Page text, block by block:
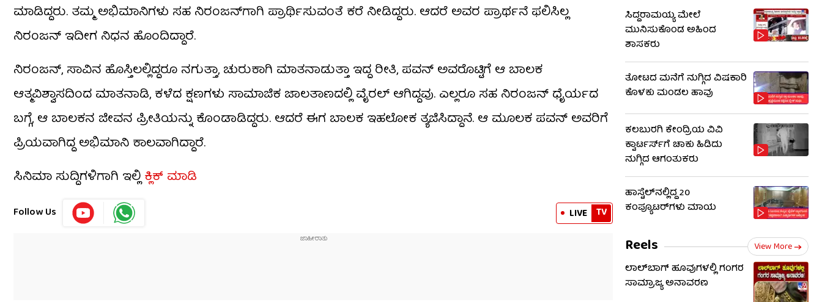
ಮಾಡಿದ್ದರು. ತಮ್ಮ ಅಭಿಮಾನಿಗಳು ಸಹ ನಿರಂಜನ್​​ಗಾಗಿ ಪ್ರಾರ್ಥಿಸುವಂತೆ ಕರೆ ನೀಡಿದ್ದರು. ಆದರೆ ಅವರ ಪ್ರಾರ್ಥನೆ ಫಲಿಸಿಲ್ಲ
ನಿರಂಜನ್ ಇದೀಗ ನಿಧನ ಹೊಂದಿದ್ದಾರೆ.
ನಿರಂಜನ್, ಸಾವಿನ ಹೊಸ್ತಿಲಲ್ಲಿದ್ದರೂ ನಗುತ್ತಾ, ಚುರುಕಾಗಿ ಮಾತನಾಡುತ್ತಾ ಇದ್ದ ರೀತಿ, ಪವನ್ ಅವರೊಟ್ಟಿಗೆ ಆ ಬಾಲಕ
ಆತ್ಮವಿಶ್ವಾಸದಿಂದ ಮಾತನಾಡಿ, ಕಳೆದ ಕ್ಷಣಗಳು ಸಾಮಾಜಿಕ ಜಾಲತಾಣದಲ್ಲಿ ವೈರಲ್ ಆಗಿದ್ದವು. ಎಲ್ಲರೂ ಸಹ ನಿರಂಜನ್ ಧೈರ್ಯದ
ಬಗ್ಗೆ, ಆ ಬಾಲಕನ ಜೀವನ ಪ್ರೀತಿಯನ್ನು ಕೊಂಡಾಡಿದ್ದರು. ಆದರೆ ಈಗ ಬಾಲಕ ಇಹಲೋಕ ತ್ಯಜಿಸಿದ್ದಾನೆ. ಆ ಮೂಲಕ ಪವನ್ ಅವರಿಗೆ
ಪ್ರಿಯವಾಗಿದ್ದ ಅಭಿಮಾನಿ ಕಾಲವಾಗಿದ್ದಾರೆ.
ಸಿನಿಮಾ ಸುದ್ದಿಗಳಿಗಾಗಿ ಇಲ್ಲಿಕ್ಲಿಕ್ ಮಾಡಿ
Follow Us LIVE TV
ಸಿದ್ದರಾಮಯ್ಯ ಮೇಲೆ
ಮುನಿಸುಕೊಂಡ ಅಹಿಂದ
ಶಾಸಕರು
ತೋಟದ ಮನೆಗೆ ನುಗ್ಗಿದ ವಿಷಕಾರಿ
ಕೊಳಕು ಮಂಡಲ ಹಾವು
ಕಲಬುರಗಿ ಕೇಂದ್ರಿಯ ವಿವಿ
ಕ್ವಾರ್ಟರ್ಸ್‌ಗೆ ಚಾಕು ಹಿಡಿದು
ನುಗ್ಗಿದ ಆಗಂತುಕರು
ಹಾಸ್ಟೆಲ್‌ನಲ್ಲಿದ್ದ 20
ಕಂಪ್ಯೂಟರ್‌ಗಳು ಮಾಯ
Reels View More
ಲಾಲ್​ಬಾಗ್ ಹೂವುಗಳಲ್ಲಿ ಗಂಗರ
ಸಾಮ್ರಾಜ್ಯ ಅನಾವರಣ